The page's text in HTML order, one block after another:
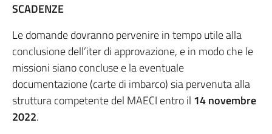
SCADENZE
Le domande dovranno pervenire in tempo utile alla
conclusione dell’iter di approvazione, e in modo che le
missioni siano concluse e la eventuale
documentazione (carte di imbarco) sia pervenuta alla
struttura competente del MAECI entro il 14 novembre
2022.